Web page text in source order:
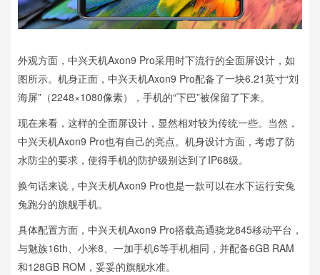
外观方面，中兴天机Axon9 Pro采用时下流行的全面屏设计，如
图所示。机身正面，中兴天机Axon9 Pro配备了一块6.21英寸“刘
海屏”（2248×1080像素），手机的“下巴”被保留了下来。
现在来看，这样的全面屏设计，显然相对较为传统一些。当然，
中兴天机Axon9 Pro也有自己的亮点。机身设计方面，考虑了防
水防尘的要求，使得手机的防护级别达到了IP68级。
换句话来说，中兴天机Axon9 Pro也是一款可以在水下运行安兔
兔跑分的旗舰手机。
具体配置方面，中兴天机Axon9 Pro搭载高通骁龙845移动平台，
与魅族16th、小米8、一加手机6等手机相同，并配备6GB RAM
和128GB ROM，妥妥的旗舰水准。